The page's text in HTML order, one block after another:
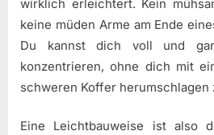
wirklich erleichtert. Kein
keine müden Arme am Ende
Du kannst dich voll und
konzentrieren, ohne dich mit
schweren Koffer herumschlagen
Eine Leichtbauweise ist also